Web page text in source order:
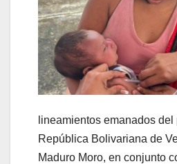
lineamientos emanados
República Bolivariana de
Maduro Moro, en conjunto